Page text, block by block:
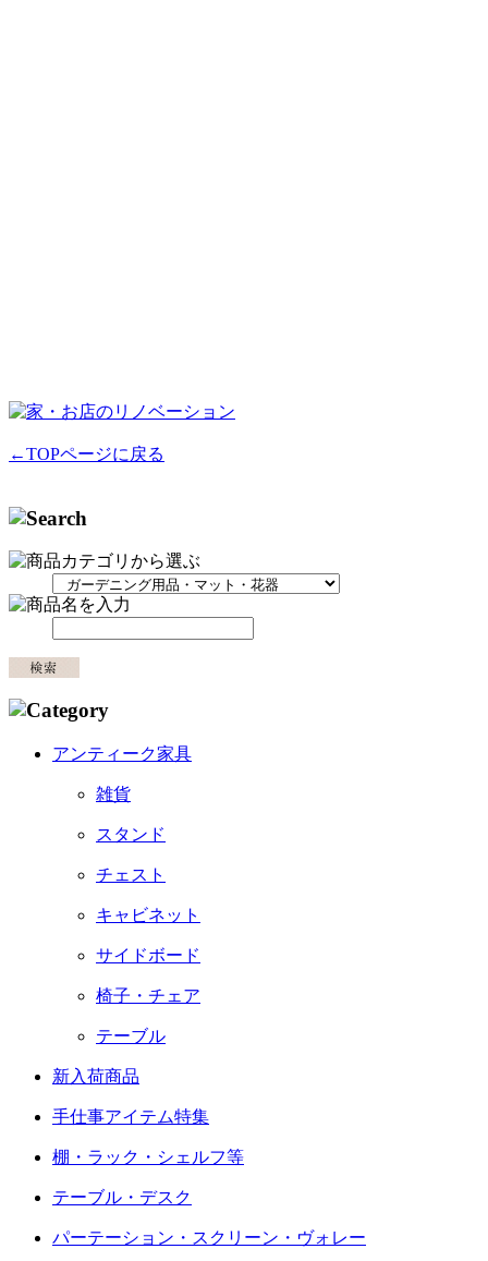
←TOPページに戻る
アンティーク家具
雑貨
スタンド
チェスト
キャビネット
サイドボード
椅子・チェア
テーブル
新入荷商品
手仕事アイテム特集
棚・ラック・シェルフ等
テーブル・デスク
パーテーション・スクリーン・ヴォレー